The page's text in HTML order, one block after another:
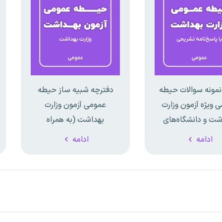
سوالات حیطه
ویژه آزمون وزارت
و دانشگاه‌های
علوم پزشکی
ادامه
دفترچه شبیه ساز حیطه
عمومی آزمون وزارت
بهداشت (به همراه
پاسخ‌نامه تشریحی-
ادامه